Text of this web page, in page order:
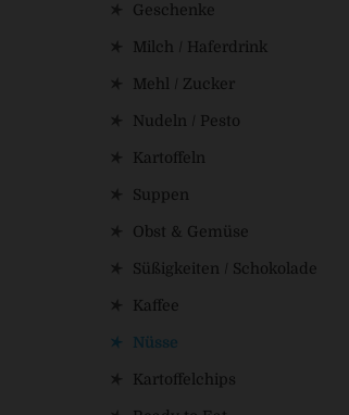
Geschenke
Milch / Haferdrink
Mehl / Zucker
Nudeln / Pesto
Kartoffeln
Suppen
Obst & Gemüse
Süßigkeiten / Schokolade
Kaffee
Nüsse
Kartoffelchips